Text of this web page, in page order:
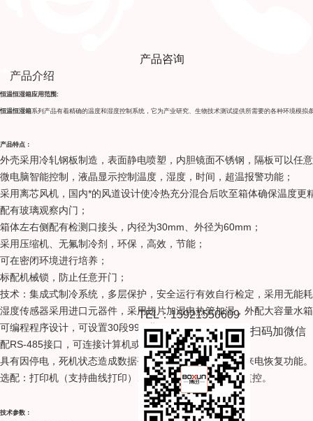
产品咨询
产品介绍
恒温恒湿箱 应用范围:
恒温恒湿箱系列产品有着精确的温度和湿度控制系统，它为产业研究、生物技术测试提供所需要的各种环境模
产品特点：
外壳采用冷轧钢板制造，表面静电喷塑，内胆镜面不锈钢，隔板可以任
微电脑智能控制，液晶显示控制温度，湿度，时间，超温报警功能；
采用离芯风机，国内*的风道设计使冷热充分混合后吹至箱体确保温度更
配有玻璃观察内门；
箱体左右侧配有检测口接头，内径为30mm、外径为60mm；
采用压缩机、无氟制冷剂，环保，高效，节能；
可在密闭环境进行培养；
标配机械锁，防止任意开门；
技术：集成式制冷系统，多层保护，安全运行有效自行检定，采用无能
湿度传感器采用进口元器件，采用翅片加湿电热管加湿，外配大容量水
可编程程序设计，可设置30段99周期；
配RS-485接口，可连接计算机或记录仪；
具有因停电，死机状态造成数据丢失而保护的参数记忆，来电恢复功能。
选配：打印机（支持曲线打印）、GPRS短信报警、电脑监控。
技术参数：
TEL：15921550609
扫码加微信